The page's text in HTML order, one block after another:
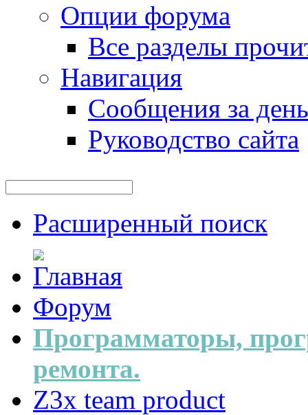
Опции форума
Все разделы
Навигация
Сообщения за день
Руководство сайта
Расширенный поиск
Форум
Программаторы,
ремонта.
Z3x team product